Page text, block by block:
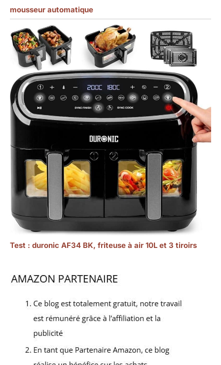
mousseur automatique
Test : duronic AF34 BK, friteuse à air 10L et 3 tiroirs